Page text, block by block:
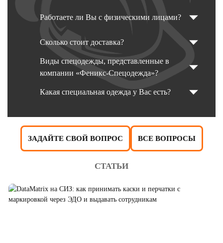
Работаете ли Вы с физическими лицами?
Сколько стоит доставка?
Виды спецодежды, представленные в
компании «Феникс-Спецодежда»?
Какая специальная одежда у Вас есть?
ЗАДАЙТЕ СВОЙ ВОПРОС ВСЕ ВОПРОСЫ
СТАТЬИ